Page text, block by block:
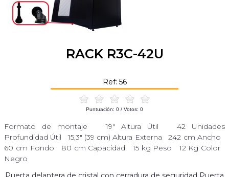
RACK R3C-42U
Ref: 56
Puntuación: 0 / Votos: 0
Formato de montaje 19" Altura Útil 42 Unidades
Profundidad Útil 15,3" (39 cm) Altura Externa 242 cm Ancho
60 cm Fondo 80 cm Capacidad 15 kg Peso 12 Kg Color
Negro